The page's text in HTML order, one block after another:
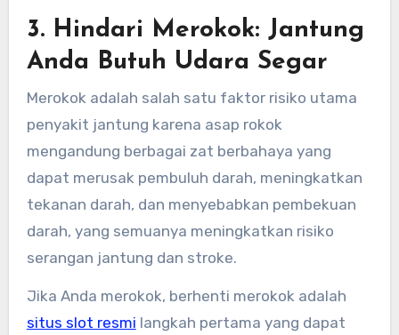
3. Hindari Merokok: Jantung
Anda Butuh Udara Segar
Merokok adalah salah satu faktor risiko utama
penyakit jantung karena asap rokok
mengandung berbagai zat berbahaya yang
dapat merusak pembuluh darah, meningkatkan
tekanan darah, dan menyebabkan pembekuan
darah, yang semuanya meningkatkan risiko
serangan jantung dan stroke.
Jika Anda merokok, berhenti merokok adalah
situs slot resmi langkah pertama yang dapat